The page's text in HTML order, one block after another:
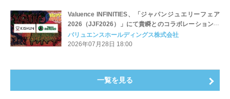
Valuence INFINITIES、「ジャパンジュエリーフェア
2026（JJF2026）」にて貴瞬とのコラボレーション企
画に参画！
バリュエンスホールディングス株式会社
2026年07月28日 18:00
一覧を見る